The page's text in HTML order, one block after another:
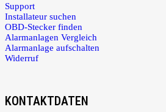
Support
Installateur suchen
OBD-Stecker finden
Alarmanlagen Vergleich
Alarmanlage aufschalten
Widerruf
KONTAKTDATEN